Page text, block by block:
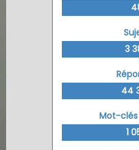
3
44
Mot-
1